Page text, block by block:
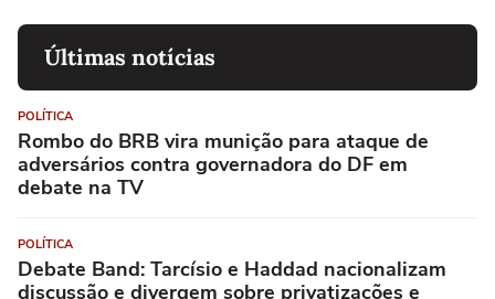
Últimas notícias
POLÍTICA
Rombo do BRB vira munição para ataque de
adversários contra governadora do DF em
debate na TV
POLÍTICA
Debate Band: Tarcísio e Haddad nacionalizam
discussão e divergem sobre privatizações e